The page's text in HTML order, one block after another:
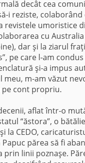
decât cea
i reziste, colaborând
revistele umoristice
cu
dar şi la ziarul
pe care l-am
şi-a impus
meu, m-am văzut
pe cont propriu.
aflat într-o
“ăstora”, o
la CEDO,
părea să fi
prin linii poznaşe.